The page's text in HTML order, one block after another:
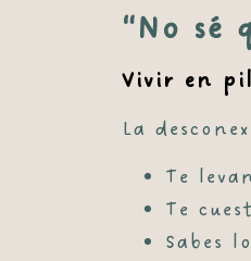
“No sé
Vivir en
La
Te
Te
Sabes